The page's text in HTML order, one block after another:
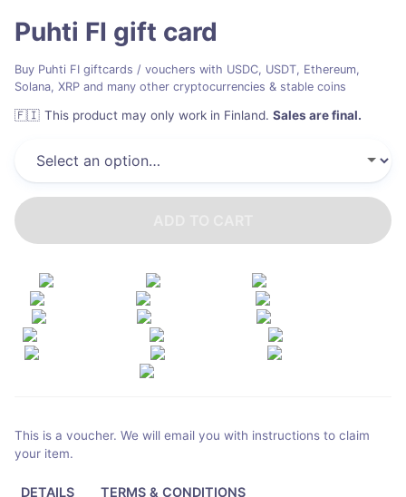
Puhti FI gift card
Buy Puhti FI giftcards / vouchers with USDC, USDT, Ethereum,
Solana, XRP and many other cryptocurrencies & stable coins
🇫🇮 This product may only work in Finland. Sales are final.
This is a voucher. We will email you with instructions to claim
your item.
DETAILS TERMS & CONDITIONS